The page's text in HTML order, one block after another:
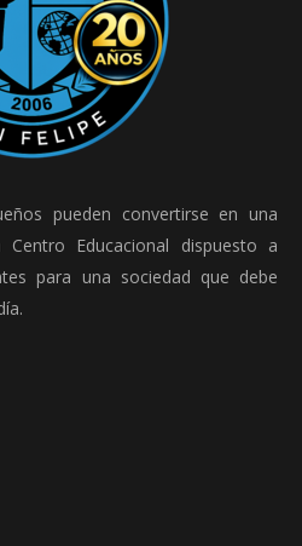
pueden convertirse en una
Educacional dispuesto a
para una sociedad que debe